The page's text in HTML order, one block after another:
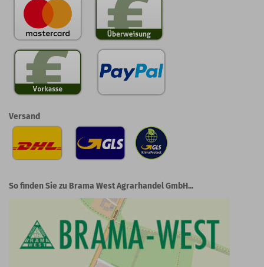
Versand
So finden Sie zu Brama West Agrarhandel GmbH...